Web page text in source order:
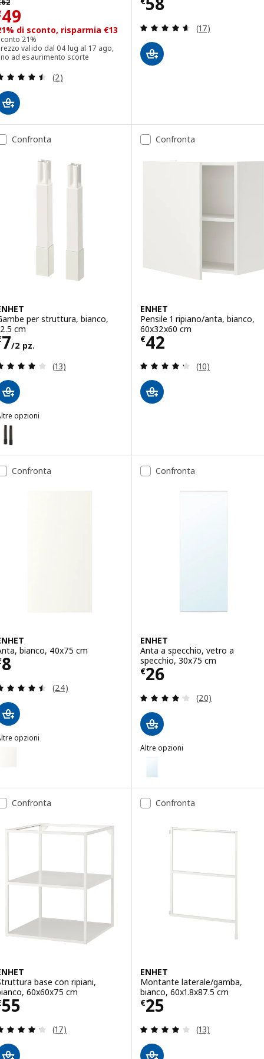
62
49 € 49
di sconto, risparmia €13
21%
valido dal 04 lug al 17 ago,
ad esaurimento scorte
Recensione: 4.5 fuori da 5 stelle. Totale
(2)
Recensione:
(17)
Confronta
per struttura, bianco,
cm
7/2 pz. € 7/2 pz.
Recensione: 3.9 fuori da 5 stelle. Totale
(13)
opzioni
ENHET, Gambe per struttura, antracite, 12.5 cm
Confronta
ENHET
Pensile 1 ripiano/anta, bianco,
60x32x60 cm
€42
Prezzo € 42
Recensione:
(10)
Confronta
bianco, 40x75 cm
8 € 8
Recensione: 4.5 fuori da 5 stelle. Totale
(24)
opzioni
ENHET, Anta, bianco, 60x75 cm
ENHET, Anta, bianco, 60x60 cm
Confronta
ENHET
Anta a specchio, vetro a
specchio, 30x75 cm
€26
Prezzo € 26
Recensione:
(20)
Altre opzioni
Confronta
base con ripiani,
60x60x75 cm
55 € 55
Recensione: 4.2 fuori da 5 stelle. Totale
(17)
Confronta
ENHET
Montante laterale/gamba,
bianco, 60x1.8x87.5 cm
€25
Prezzo € 25
Recensione: 4
(13)